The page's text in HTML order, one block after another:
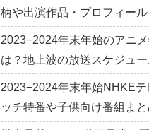
柄や出演作品・プロフィール
2023−2024年末年始のアニ
は？地上波の放送スケジュー
2023−2024年末年始NHKE
ッチ特番や子供向け番組まと